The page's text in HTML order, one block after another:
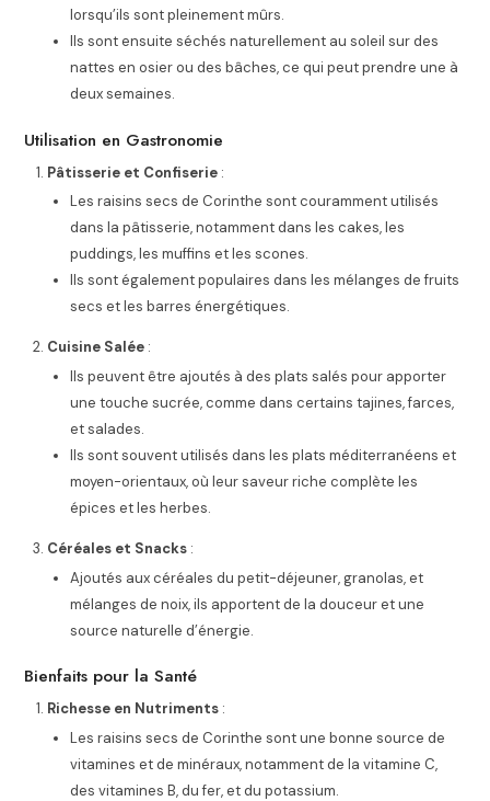
lorsqu’ils sont pleinement mûrs.
Ils sont ensuite séchés naturellement au soleil sur des
nattes en osier ou des bâches, ce qui peut prendre une à
deux semaines.
Utilisation en Gastronomie
Pâtisserie et Confiserie :
Les raisins secs de Corinthe sont couramment utilisés
dans la pâtisserie, notamment dans les cakes, les
puddings, les muffins et les scones.
Ils sont également populaires dans les mélanges de fruits
secs et les barres énergétiques.
Cuisine Salée :
Ils peuvent être ajoutés à des plats salés pour apporter
une touche sucrée, comme dans certains tajines, farces,
et salades.
Ils sont souvent utilisés dans les plats méditerranéens et
moyen-orientaux, où leur saveur riche complète les
épices et les herbes.
Céréales et Snacks :
Ajoutés aux céréales du petit-déjeuner, granolas, et
mélanges de noix, ils apportent de la douceur et une
source naturelle d’énergie.
Bienfaits pour la Santé
Richesse en Nutriments :
Les raisins secs de Corinthe sont une bonne source de
vitamines et de minéraux, notamment de la vitamine C,
des vitamines B, du fer, et du potassium.